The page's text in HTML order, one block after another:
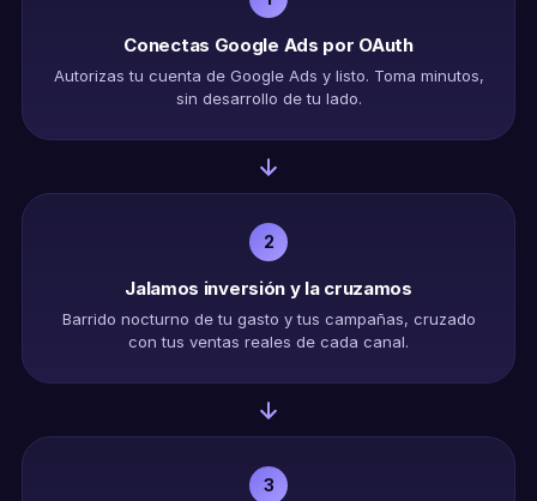
Conectas Google Ads por OAuth
Autorizas tu cuenta de Google Ads y listo. Toma minutos,
sin desarrollo de tu lado.
2
Jalamos inversión y la cruzamos
Barrido nocturno de tu gasto y tus campañas, cruzado
con tus ventas reales de cada canal.
3